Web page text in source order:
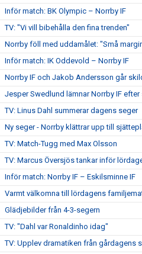
Inför match: BK Olympic – Norrby IF
TV: "Vi vill bibehålla den fina trenden"
Norrby föll med uddamålet: "Små
Inför match: IK Oddevold – Norrby IF
Norrby IF och Jakob Andersson går
Jesper Swedlund lämnar Norrby IF
TV: Linus Dahl summerar dagens seger
Ny seger - Norrby klättrar upp till
TV: Match-Tugg med Max Olsson
TV: Marcus Översjös tankar inför
Inför match: Norrby IF – Eskilsminne IF
Varmt välkomna till lördagens
Glädjebilder från 4-3-segern
TV: "Dahl var Ronaldinho idag"
TV: Upplev dramatiken från gårdagens